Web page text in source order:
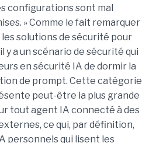
configurations sont mal
» Comme le fait remarquer
les solutions de sécurité pour
y a un scénario de sécurité qui
en sécurité IA de dormir la
de prompt. Cette catégorie
peut-être la plus grande
tout agent IA connecté à des
ce qui, par définition,
personnels qui lisent les